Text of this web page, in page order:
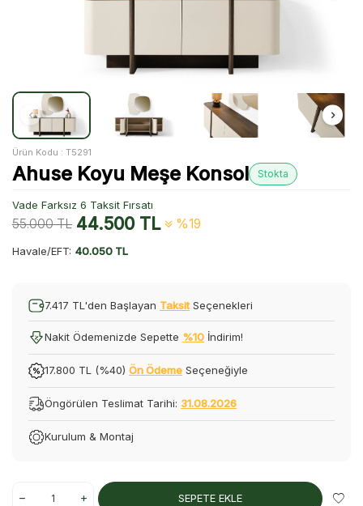
Ürün Kodu : T5291
Ahuse Koyu Meşe Konsol Stokta
Vade Farksız 6 Taksit Fırsatı
55.000TL 44.500TL %19
Havale/EFT: 40.050 TL
7.417 TL'den Başlayan Taksit Seçenekleri
Nakit Ödemenizde Sepette %10 İndirim!
17.800 TL (%40) Ön Ödeme Seçeneğiyle
Öngörülen Teslimat Tarihi: 31.08.2026
Kurulum & Montaj
SEPETE EKLE